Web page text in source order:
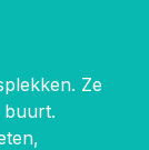
maken >
Ze
buurt.